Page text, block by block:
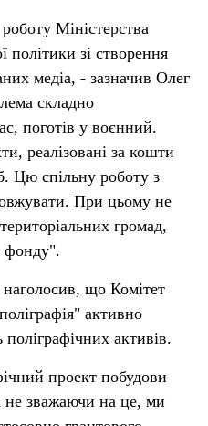
Міністерства
політики зі створення
медіа, - зазначив Олег
складно
поготів у воєнний.
реалізовані за кошти
Цю спільну роботу з
При цьому не
громад,
фонду".
що Комітет
активно
активів.
проект побудови
не зважаючи на це, ми